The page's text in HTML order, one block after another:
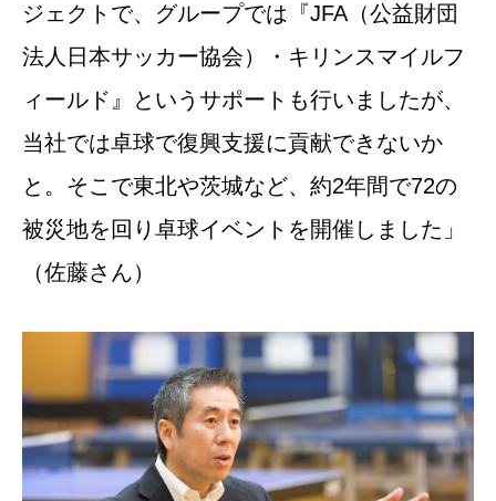
ジェクトで、グループでは『JFA（公益財団
法人日本サッカー協会）・キリンスマイルフ
ィールド』というサポートも行いましたが、
当社では卓球で復興支援に貢献できないか
と。そこで東北や茨城など、約2年間で72の
被災地を回り卓球イベントを開催しました」
（佐藤さん）